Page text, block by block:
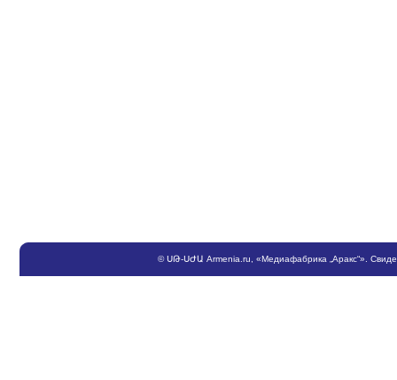
©ՍԹ-ՍԺԱ Armenia.ru , «Медиафабрика „Аракс“».